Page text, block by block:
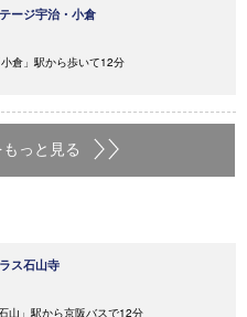
ージ宇治・小倉
倉」駅から歩いて12分
っと見る
ス石山寺
山」駅から京阪バスで12分